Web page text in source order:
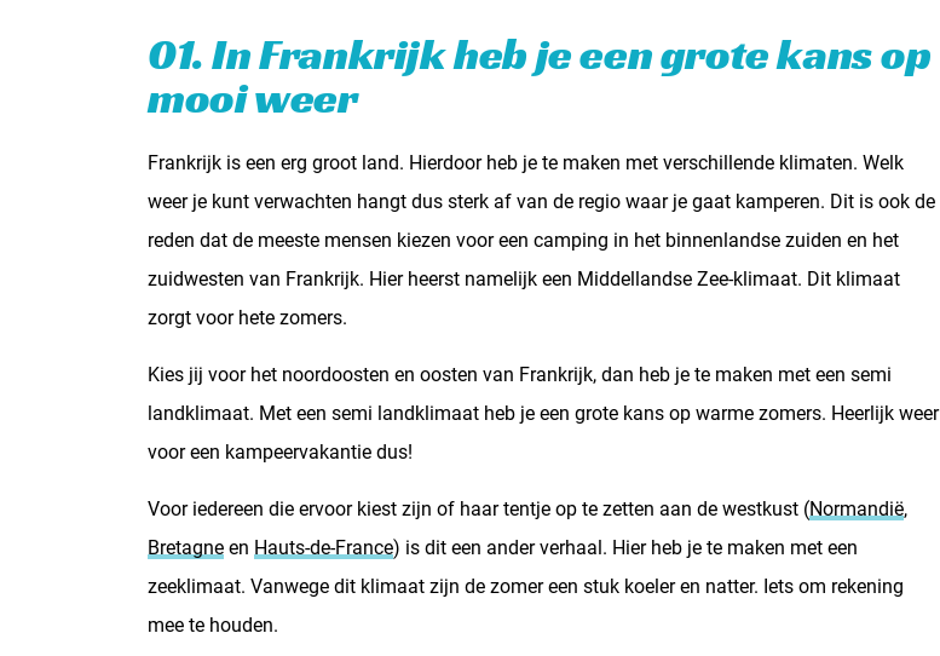
01. In Frankrijk heb je een grote kans op
mooi weer
Frankrijk is een erg groot land. Hierdoor heb je te maken met verschillende klimaten. Welk
weer je kunt verwachten hangt dus sterk af van de regio waar je gaat kamperen. Dit is ook de
reden dat de meeste mensen kiezen voor een camping in het binnenlandse zuiden en het
zuidwesten van Frankrijk. Hier heerst namelijk een Middellandse Zee-klimaat. Dit klimaat
zorgt voor hete zomers.
Kies jij voor het noordoosten en oosten van Frankrijk, dan heb je te maken met een semi
landklimaat. Met een semi landklimaat heb je een grote kans op warme zomers. Heerlijk weer
voor een kampeervakantie dus!
Voor iedereen die ervoor kiest zijn of haar tentje op te zetten aan de westkust (Normandië,
Bretagne en Hauts-de-France) is dit een ander verhaal. Hier heb je te maken met een
zeeklimaat. Vanwege dit klimaat zijn de zomer een stuk koeler en natter. Iets om rekening
mee te houden.